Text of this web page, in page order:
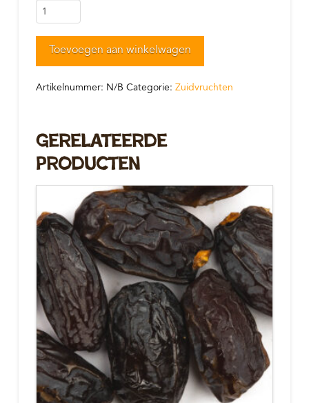
Babyvijg
aantal
Toevoegen aan winkelwagen
Artikelnummer: N/B Categorie: Zuidvruchten
Gerelateerde
Producten